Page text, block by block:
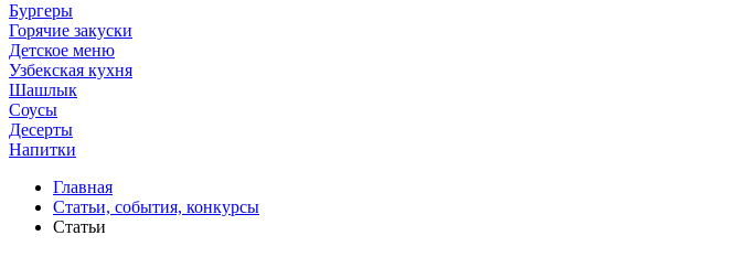
Бургеры
Горячие закуски
Детское меню
Узбекская кухня
Шашлык
Соусы
Десерты
Напитки
Главная
Статьи, события, конкурсы
Статьи